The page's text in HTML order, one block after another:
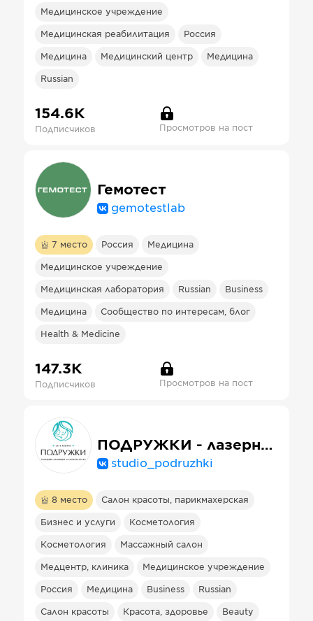
Медицинское учреждение
Медицинская реабилитация Россия
Медицина Медицинский центр Медицина
Russian
154.6К
Подписчиков Просмотров на пост
Гемотест
gemotestlab
7 место Россия Медицина
Медицинское учреждение
Медицинская лаборатория Russian Business
Медицина Сообщество по интересам, блог
Health & Medicine
147.3К
Подписчиков Просмотров на пост
ПОДРУЖКИ - лазерная эпиляция и косметология
studio_podruzhki
8 место Салон красоты, парикмахерская
Бизнес и услуги Косметология
Косметология Массажный салон
Медцентр, клиника Медицинское учреждение
Россия Медицина Business Russian
Салон красоты Красота, здоровье Beauty